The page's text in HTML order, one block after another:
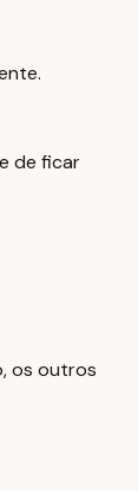
de ficar
os outros